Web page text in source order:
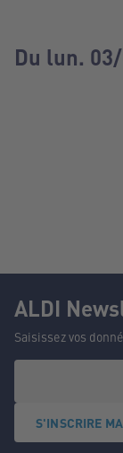
Du lun.
ALDI
Saisissez vos
S'INSCRIRE